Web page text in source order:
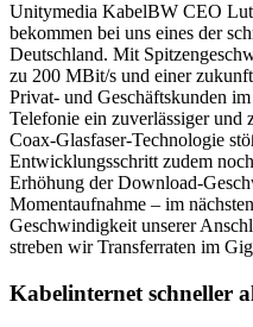
Unitymedia KabelBW CEO
bekommen bei uns eines der
Deutschland. Mit
zu 200 MBit/s und einer
Privat- und Geschäftskunden
Telefonie ein zuverlässiger und
Coax-Glasfaser-Technologie
Entwicklungsschritt zudem
Erhöhung der Download-
Momentaufnahme – im
Geschwindigkeit unserer
streben wir Transferraten im
Kabelinternet schneller